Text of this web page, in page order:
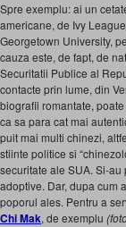
Spre exemplu: ai un
americane, de Ivy
Georgetown University,
cauza este, de fapt, de
Securitatii Publice al
contacte prin lume, din
biografii romantate,
ca sa para cat mai
puit mai multi chinezi,
stiinte politice si
securitate ale SUA. Si-
adoptive. Dar, dupa cum
poporul ales. Pentru a
Chi Mak, de exemplu